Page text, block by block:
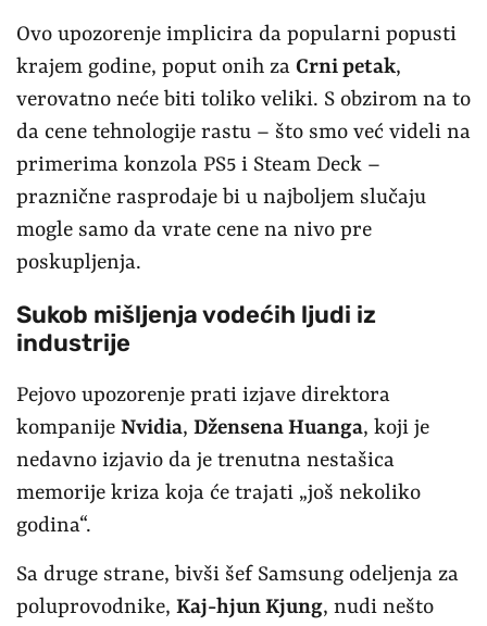
Ovo upozorenje implicira da popularni popusti
krajem godine, poput onih za Crni petak,
verovatno neće biti toliko veliki. S obzirom na to
da cene tehnologije rastu – što smo već videli na
primerima konzola PS5 i Steam Deck –
praznične rasprodaje bi u najboljem slučaju
mogle samo da vrate cene na nivo pre
poskupljenja.
Sukob mišljenja vodećih ljudi iz
industrije
Pejovo upozorenje prati izjave direktora
kompanije Nvidia, Džensena Huanga, koji je
nedavno izjavio da je trenutna nestašica
memorije kriza koja će trajati „još nekoliko
godina“.
Sa druge strane, bivši šef Samsung odeljenja za
poluprovodnike, Kaj-hjun Kjung, nudi nešto